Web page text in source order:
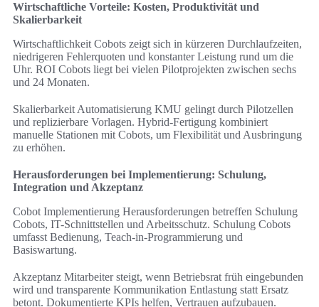
Wirtschaftliche Vorteile: Kosten, Produktivität und
Skalierbarkeit
Wirtschaftlichkeit Cobots zeigt sich in kürzeren Durchlaufzeiten,
niedrigeren Fehlerquoten und konstanter Leistung rund um die
Uhr. ROI Cobots liegt bei vielen Pilotprojekten zwischen sechs
und 24 Monaten.
Skalierbarkeit Automatisierung KMU gelingt durch Pilotzellen
und replizierbare Vorlagen. Hybrid-Fertigung kombiniert
manuelle Stationen mit Cobots, um Flexibilität und Ausbringung
zu erhöhen.
Herausforderungen bei Implementierung: Schulung,
Integration und Akzeptanz
Cobot Implementierung Herausforderungen betreffen Schulung
Cobots, IT-Schnittstellen und Arbeitsschutz. Schulung Cobots
umfasst Bedienung, Teach-in-Programmierung und
Basiswartung.
Akzeptanz Mitarbeiter steigt, wenn Betriebsrat früh eingebunden
wird und transparente Kommunikation Entlastung statt Ersatz
betont. Dokumentierte KPIs helfen, Vertrauen aufzubauen.